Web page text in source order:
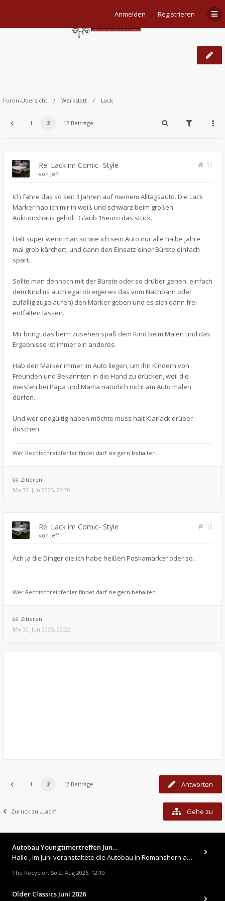
Anmelden Registrieren
Foren-Übersicht Werkstatt Lack
1 2 12 Beiträge
Re: Lack im Comic- Style
11
von Jeff
Ich fahre das so seit 3 Jahren auf meinem Alltagsauto. Die Lack
Marker hab ich mir in weiß und schwarz beim großen
Auktionshaus geholt. Glaub 15euro das stück.
Hält super wenn man so wie ich sein Auto nur alle halbe jahre
mal grob kärchert, und dann den Einsatz einer Bürste einfach
spart.
Sollte man dennoch mit der Bürste oder so drüber gehen, einfach
dem Kind (is auch egal ob eigenes das vom Nachbarn oder
zufällig zugelaufen) den Marker geben und es sich dann frei
entfalten lassen.
Mir bringt das beim zusehen spaß dem Kind beim Malen und das
Ergebnisse ist immer ein anderes.
Hab den Marker immer im Auto liegen, um ihn Kindern von
Freunden und Bekannten in die Hand zu drücken, weil die
meisten bei Papa und Mama natürlich nicht am Auto malen
dürfen.
Und wer endgültig haben möchte muss halt Klarlack drüber
duschen.
Wer Rechtschreibfehler findet darf sie gern behalten.
Zitieren
Mo 30. Jun 2025, 23:20
Re: Lack im Comic- Style
12
von Jeff
Ach ja die Dinger die ich habe heißen Poskamarker oder so.
Wer Rechtschreibfehler findet darf sie gern behalten.
Zitieren
Mo 30. Jun 2025, 23:22
1 2 12 Beiträge Antworten
Zurück zu „Lack“ Gehe zu
Autobau Youngtimertreffen Jun…
Hallo , Im Juni veranstaltete die Autobau in Romanshorn auf ihrem Gelände ein kleines Youngtimertreffen : https://up.
The Recycler, So 2. Aug 2026, 12:10
Older Classics Juni 2026